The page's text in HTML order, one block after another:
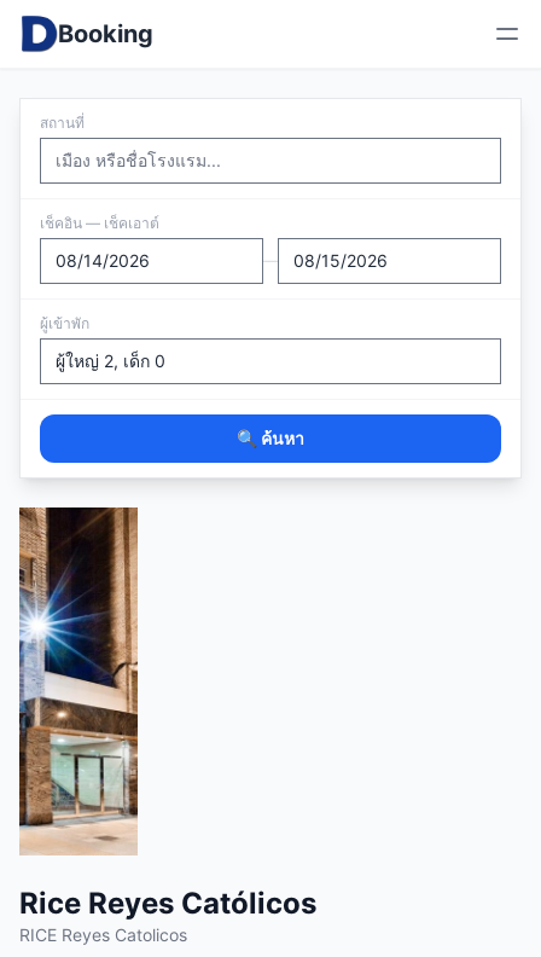
Booking
สถานที่
เช็คอิน — เช็คเอาต์
—
ผู้เข้าพัก
🔍 ค้นหา
Rice Reyes Católicos
RICE Reyes Catolicos